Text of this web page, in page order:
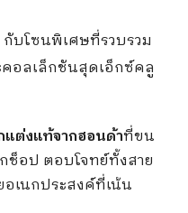
กับโซนพิเศษที่รวบรวม
อลเล็กชันสุดเอ็กซ์คลู
ต่งแท้จากฮอนด้าที่ขน
ช็อป ตอบโจทย์ทั้งสาย
เนกประสงค์ที่เน้น